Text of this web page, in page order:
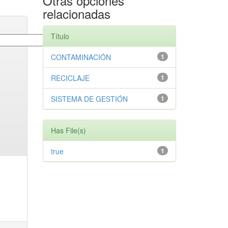
relacionadas
Título
1
CONTAMINACIÓN
1
RECICLAJE
1
SISTEMA DE GESTIÓN
Has File(s)
1
true